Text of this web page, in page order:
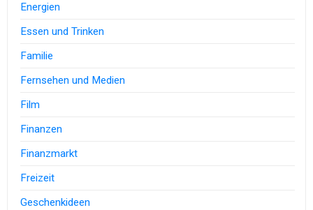
Energien
Essen und Trinken
Familie
Fernsehen und Medien
Film
Finanzen
Finanzmarkt
Freizeit
Geschenkideen